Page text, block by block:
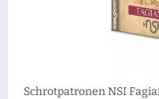
Schrotpatronen NSI